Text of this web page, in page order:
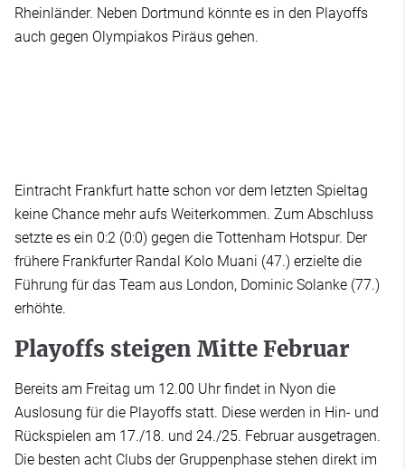
Rheinländer. Neben Dortmund könnte es in den Playoffs
auch gegen Olympiakos Piräus gehen.
Eintracht Frankfurt hatte schon vor dem letzten Spieltag
keine Chance mehr aufs Weiterkommen. Zum Abschluss
setzte es ein 0:2 (0:0) gegen die Tottenham Hotspur. Der
frühere Frankfurter Randal Kolo Muani (47.) erzielte die
Führung für das Team aus London, Dominic Solanke (77.)
erhöhte.
Playoffs steigen Mitte Februar
Bereits am Freitag um 12.00 Uhr findet in Nyon die
Auslosung für die Playoffs statt. Diese werden in Hin- und
Rückspielen am 17./18. und 24./25. Februar ausgetragen.
Die besten acht Clubs der Gruppenphase stehen direkt im